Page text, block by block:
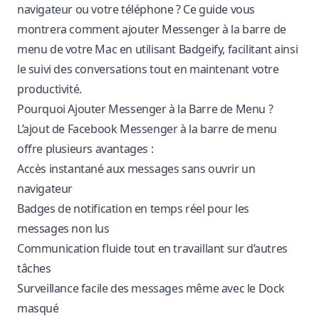
navigateur ou votre téléphone ? Ce guide vous
montrera comment ajouter Messenger à la barre de
menu de votre Mac en utilisant Badgeify, facilitant ainsi
le suivi des conversations tout en maintenant votre
productivité.
Pourquoi Ajouter Messenger à la Barre de Menu ?
L’ajout de Facebook Messenger à la barre de menu
offre plusieurs avantages :
Accès instantané aux messages sans ouvrir un
navigateur
Badges de notification en temps réel pour les
messages non lus
Communication fluide tout en travaillant sur d’autres
tâches
Surveillance facile des messages même avec le Dock
masqué